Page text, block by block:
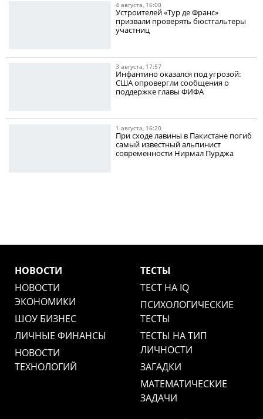
4 августа, 16:00
Устроителей «Тур де Франс»
призвали проверять бюстгальтеры
участниц
3 августа, 17:57
Инфантино оказался под угрозой:
США опровергли сообщения о
поддержке главы ФИФА
1 августа, 16:20
При сходе лавины в Пакистане погиб
самый известный альпинист
современности Нирмал Пурджа
НОВОСТИ
НОВОСТИ
ЭКОНОМИКИ
ШОУ БИЗНЕС
ЛИЧНЫЕ ФИНАНСЫ
НОВОСТИ
ТЕХНОЛОГИЙ
ТЕСТЫ
ТЕСТ НА IQ
ПСИХОЛОГИЧЕСКИЕ
ТЕСТЫ
ТЕСТЫ НА ТИП
ЛИЧНОСТИ
ЗАГАДКИ
МАТЕМАТИЧЕСКИЕ
ЗАДАЧИ